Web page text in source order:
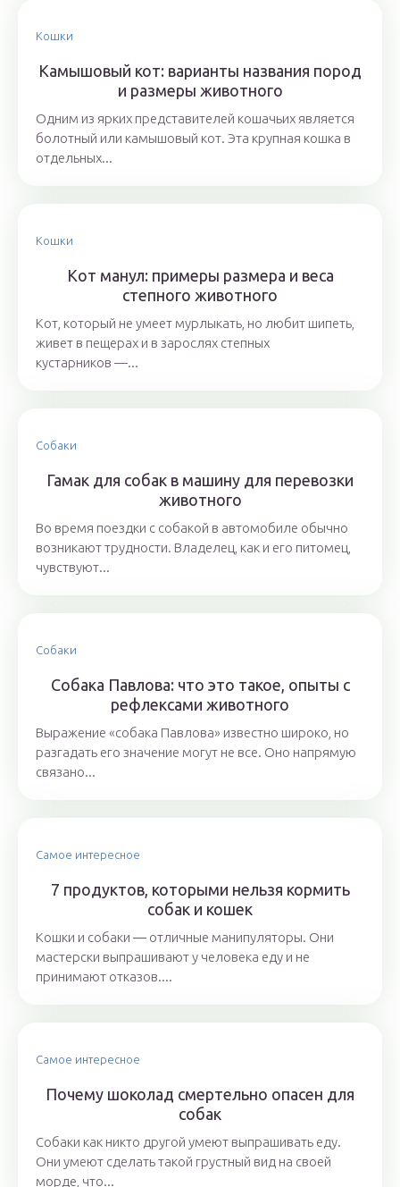
Кошки
Камышовый кот: варианты названия пород
и размеры животного
Одним из ярких представителей кошачьих является
болотный или камышовый кот. Эта крупная кошка в
отдельных...
Кошки
Кот манул: примеры размера и веса
степного животного
Кот, который не умеет мурлыкать, но любит шипеть,
живет в пещерах и в зарослях степных
кустарников —...
Собаки
Гамак для собак в машину для перевозки
животного
Во время поездки с собакой в автомобиле обычно
возникают трудности. Владелец, как и его питомец,
чувствуют...
Собаки
Собака Павлова: что это такое, опыты с
рефлексами животного
Выражение «собака Павлова» известно широко, но
разгадать его значение могут не все. Оно напрямую
связано...
Самое интересное
7 продуктов, которыми нельзя кормить
собак и кошек
Кошки и собаки ― отличные манипуляторы. Они
мастерски выпрашивают у человека еду и не
принимают отказов....
Самое интересное
Почему шоколад смертельно опасен для
собак
Собаки как никто другой умеют выпрашивать еду.
Они умеют сделать такой грустный вид на своей
морде, что...